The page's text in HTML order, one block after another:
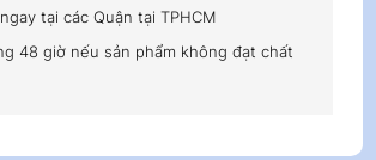
tại các Quận tại TPHCM
48 giờ nếu sản phẩm không đạt chất